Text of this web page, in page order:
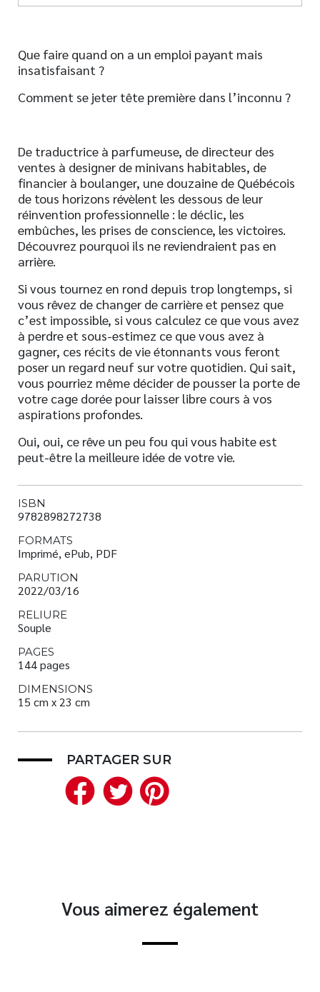
Que faire quand on a un emploi payant mais
insatisfaisant ?
Comment se jeter tête première dans l’inconnu ?
De traductrice à parfumeuse, de directeur des
ventes à designer de minivans habitables, de
financier à boulanger, une douzaine de Québécois
de tous horizons révèlent les dessous de leur
réinvention professionnelle : le déclic, les
embûches, les prises de conscience, les victoires.
Découvrez pourquoi ils ne reviendraient pas en
arrière.
Si vous tournez en rond depuis trop longtemps, si
vous rêvez de changer de carrière et pensez que
c’est impossible, si vous calculez ce que vous avez
à perdre et sous-estimez ce que vous avez à
gagner, ces récits de vie étonnants vous feront
poser un regard neuf sur votre quotidien. Qui sait,
vous pourriez même décider de pousser la porte de
votre cage dorée pour laisser libre cours à vos
aspirations profondes.
Oui, oui, ce rêve un peu fou qui vous habite est
peut-être la meilleure idée de votre vie.
ISBN
9782898272738
FORMATS
Imprimé, ePub, PDF
PARUTION
2022/03/16
RELIURE
Souple
PAGES
144 pages
DIMENSIONS
15 cm x 23 cm
PARTAGER SUR
Facebook
Twitter
Vous aimerez également